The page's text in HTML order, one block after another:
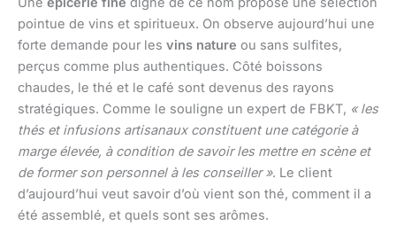
pointue de vins et spiritueux. On observe aujourd’hui une
forte demande pour les vins nature ou sans sulfites,
perçus comme plus authentiques. Côté boissons
chaudes, le thé et le café sont devenus des rayons
stratégiques. Comme le souligne un expert de FBKT, « les
thés et infusions artisanaux constituent une catégorie à
marge élevée, à condition de savoir les mettre en scène et
de former son personnel à les conseiller ». Le client
d’aujourd’hui veut savoir d’où vient son thé, comment il a
été assemblé, et quels sont ses arômes.